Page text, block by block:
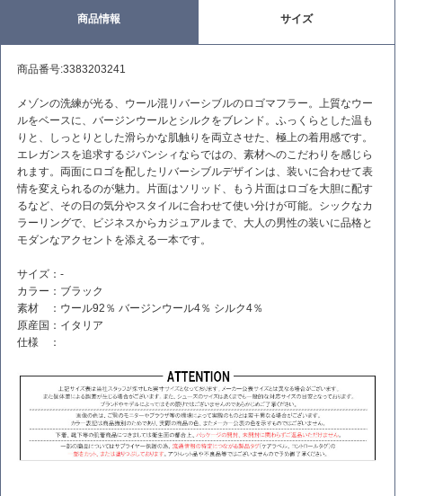
商品情報 サイズ
商品番号:3383203241
メゾンの洗練が光る、ウール混リバーシブルのロゴマフラー。上質なウー
ルをベースに、バージンウールとシルクをブレンド。ふっくらとした温も
りと、しっとりとした滑らかな肌触りを両立させた、極上の着用感です。
エレガンスを追求するジバンシィならではの、素材へのこだわりを感じら
れます。両面にロゴを配したリバーシブルデザインは、装いに合わせて表
情を変えられるのが魅力。片面はソリッド、もう片面はロゴを大胆に配す
るなど、その日の気分やスタイルに合わせて使い分けが可能。シックなカ
ラーリングで、ビジネスからカジュアルまで、大人の男性の装いに品格と
モダンなアクセントを添える一本です。
サイズ：-
カラー：ブラック
素材 ：ウール92％ バージンウール4％ シルク4％
原産国：イタリア
仕様 ：